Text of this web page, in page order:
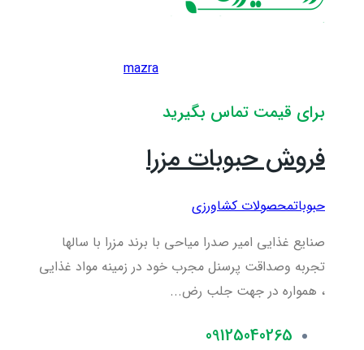
mazra
برای قیمت تماس بگیرید
فروش حبوبات مزرا
حبوباتمحصولات کشاورزی
صنایع غذایی امیر صدرا میاحی با برند مزرا با سالها
تجربه وصداقت پرسنل مجرب خود در زمینه مواد غذایی
، همواره در جهت جلب رض...
09125040265